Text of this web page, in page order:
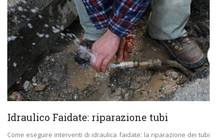
Idraulico Faidate: riparazione tubi
Come eseguire interventi di idraulica faidate: la riparazione dei tubi